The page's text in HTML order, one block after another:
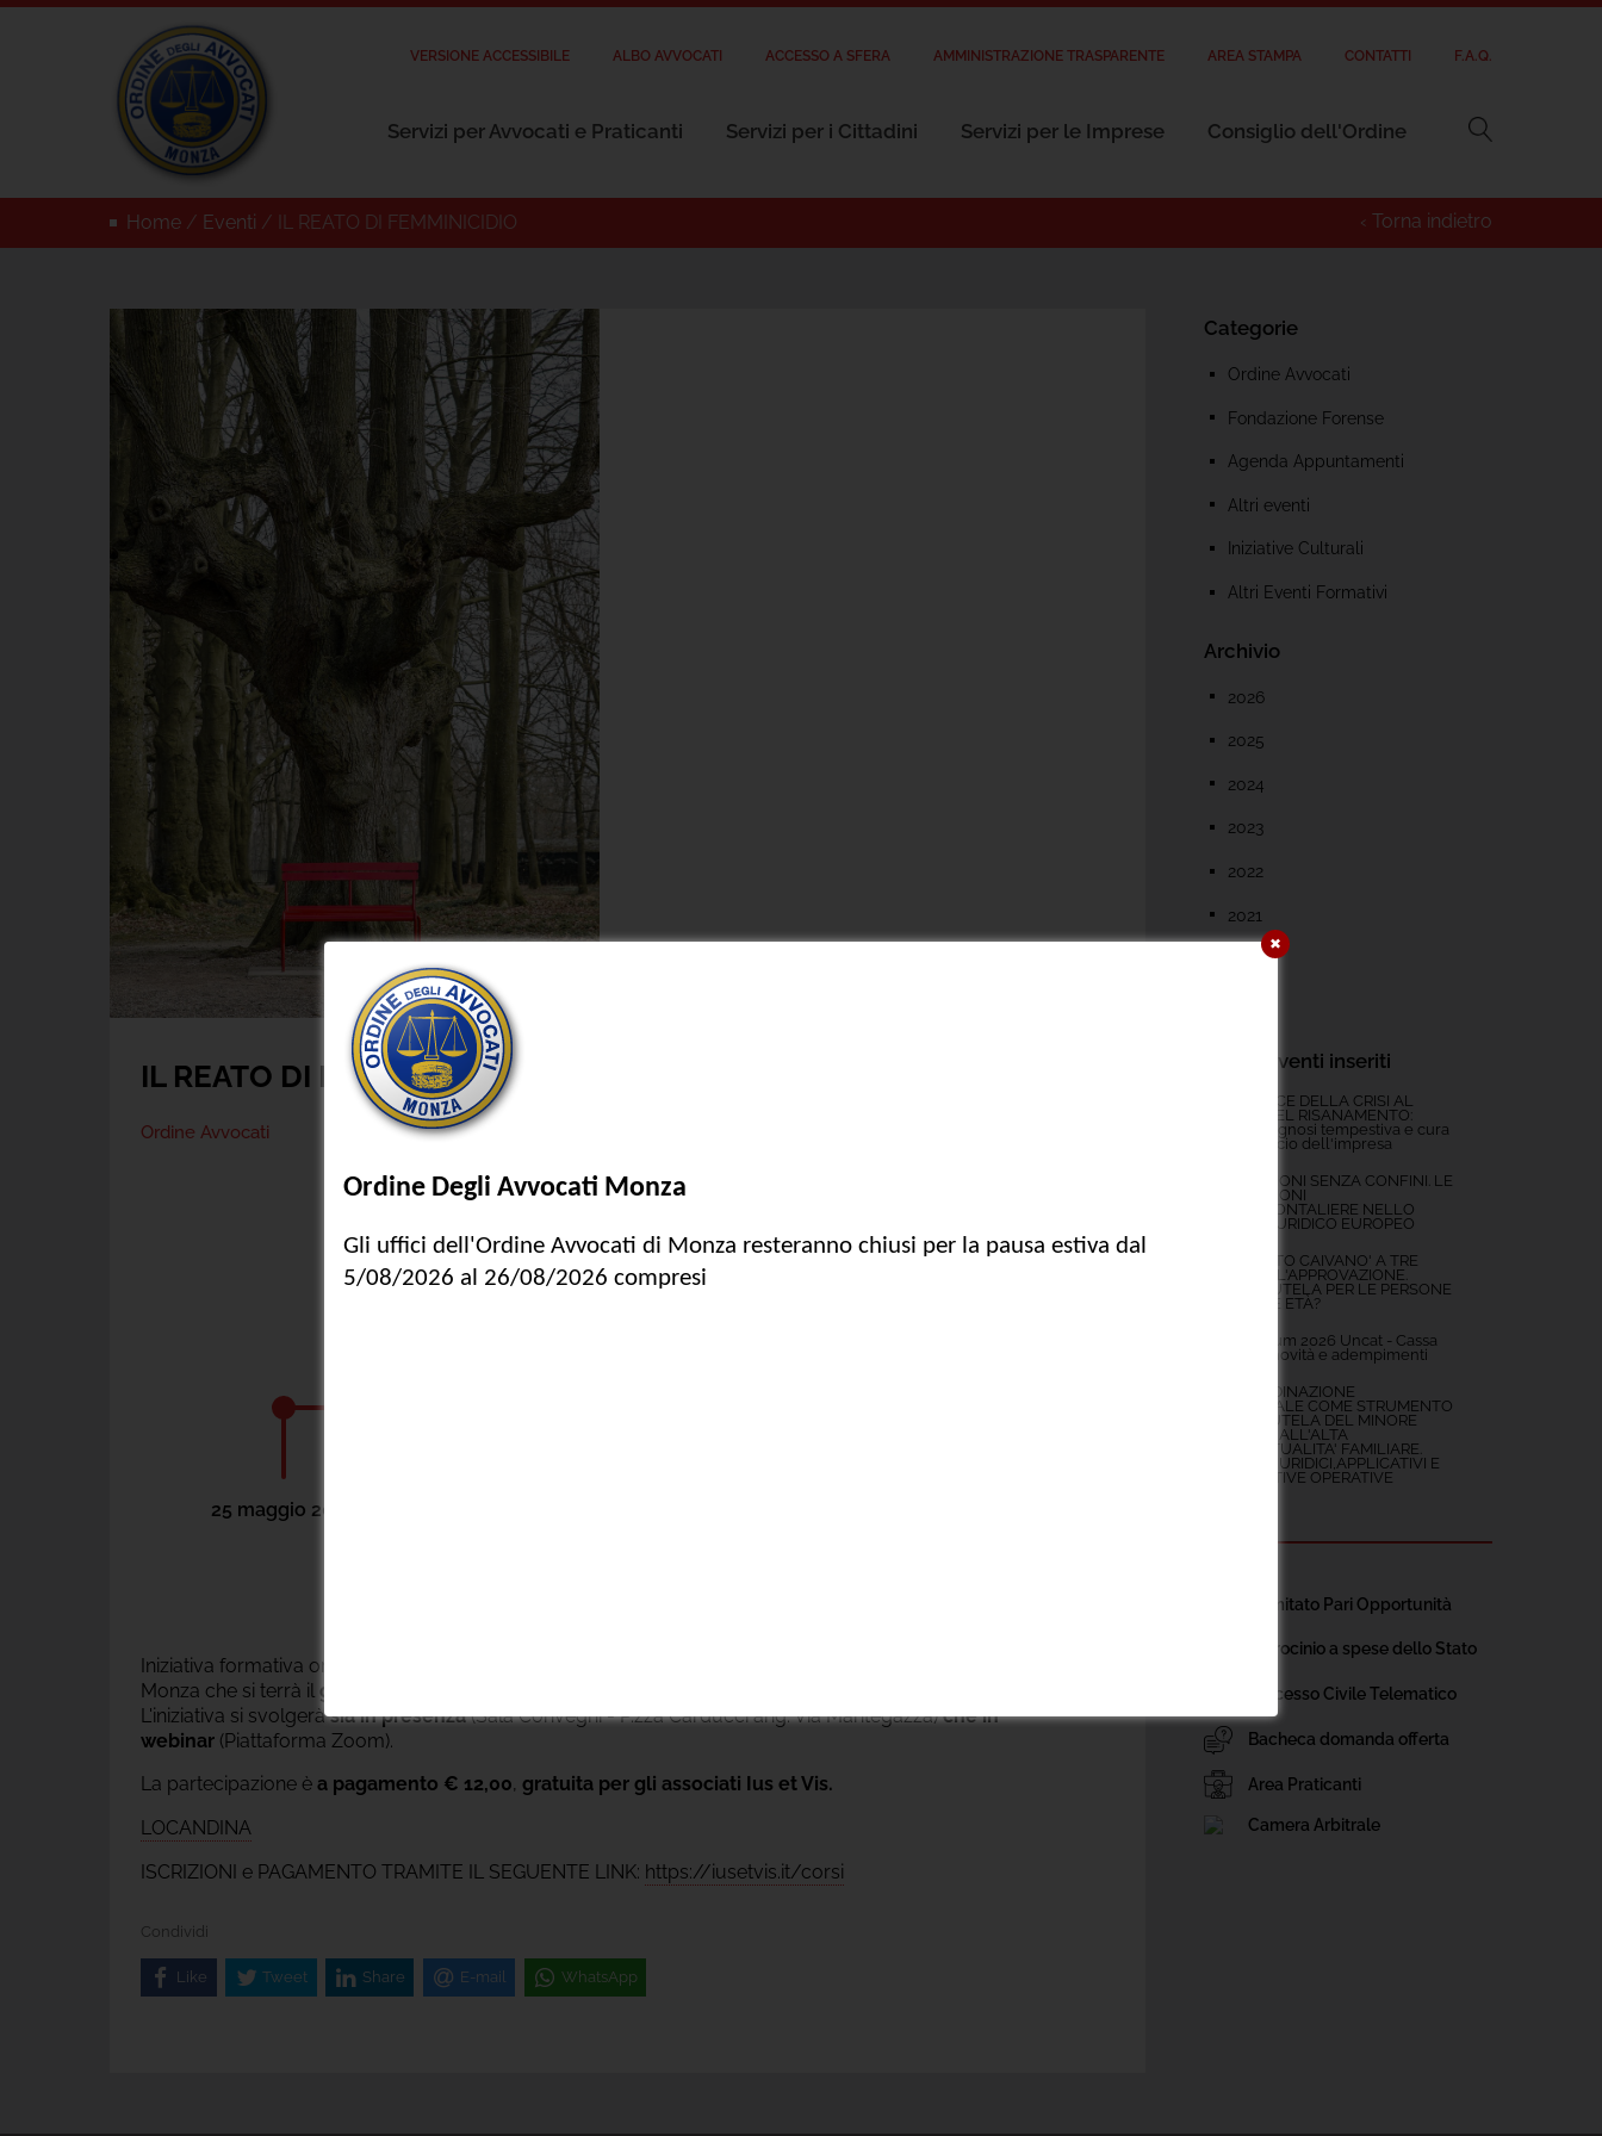
VERSIONE ACCESSIBILE ALBO AVVOCATI ACCESSO A SFERA AMMINISTRAZIONE TRASPARENTE AREA STAMPA CONTATTI F.A.Q.
Servizi per Avvocati e Praticanti Servizi per i Cittadini Servizi per le Imprese Consiglio dell'Ordine
Home / Eventi / IL REATO DI FEMMINICIDIO ‹ Torna indietro
IL REATO DI FEMMINICIDIO
Ordine Avvocati
25 maggio 2026
Iniziativa formativa organizzata dall'Associazione Ius et Vis in collaborazione con l'Ordine degli Avvocati di
Monza che si terrà il giorno 25/5/2026
L'iniziativa si svolgeràsia in presenza(Sala Convegni - P.zza Carducci ang. Via Mantegazza)che in
webinar (Piattaforma Zoom).
La partecipazione è a pagamento € 12,00, gratuita per gli associati Ius et Vis.
LOCANDINA
ISCRIZIONI e PAGAMENTO TRAMITE IL SEGUENTE LINK: https://iusetvis.it/corsi
Condividi
Like Tweet Share E-mail WhatsApp
Categorie
Ordine Avvocati
Fondazione Forense
Agenda Appuntamenti
Altri eventi
Iniziative Culturali
Altri Eventi Formativi
Archivio
2026
2025
2024
2023
2022
2021
2020
Ultimi eventi inseriti
DAL CODICE DELLA CRISI AL
CODICE DEL RISANAMENTO:
Triage, diagnosi tempestiva e cura
per il rilancio dell'impresa
SUCCESSIONI SENZA CONFINI. LE
SUCCESSIONI
TRANSFRONTALIERE NELLO
SPAZIO GIURIDICO EUROPEO
IL 'DECRETO CAIVANO' A TRE
ANNI DALL'APPROVAZIONE.
QUALE TUTELA PER LE PERSONE
DI MINORE ETÀ?
Vademecum 2026 Uncat - Cassa
Forense: novità e adempimenti
LA COORDINAZIONE
GENITORIALE COME STRUMENTO
PER LA TUTELA DEL MINORE
ESPOSTO ALL'ALTA
CONFLITTUALITA' FAMILIARE.
PROFILI GIURIDICI,APPLICATIVI E
PROSPETTIVE OPERATIVE
Comitato Pari Opportunità
Patrocinio a spese dello Stato
Processo Civile Telematico
Bacheca domanda offerta
Area Praticanti
Camera Arbitrale
✖